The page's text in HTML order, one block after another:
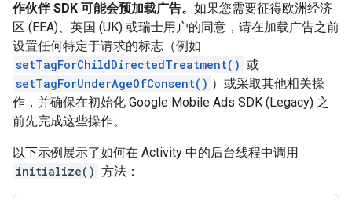
作伙伴 SDK 可能会预加载广告。 如果您需要征得欧洲经济
区 (EEA)、英国 (UK) 或瑞士用户的同意，请在加载广告之前
设置任何特定于请求的标志（例如
setTagForChildDirectedTreatment() 或
setTagForUnderAgeOfConsent() ）或采取其他相关操
作，并确保在初始化 Google Mobile Ads SDK (Legacy) 之
前先完成这些操作。
以下示例展示了如何在 Activity 中的后台线程中调用
initialize() 方法：